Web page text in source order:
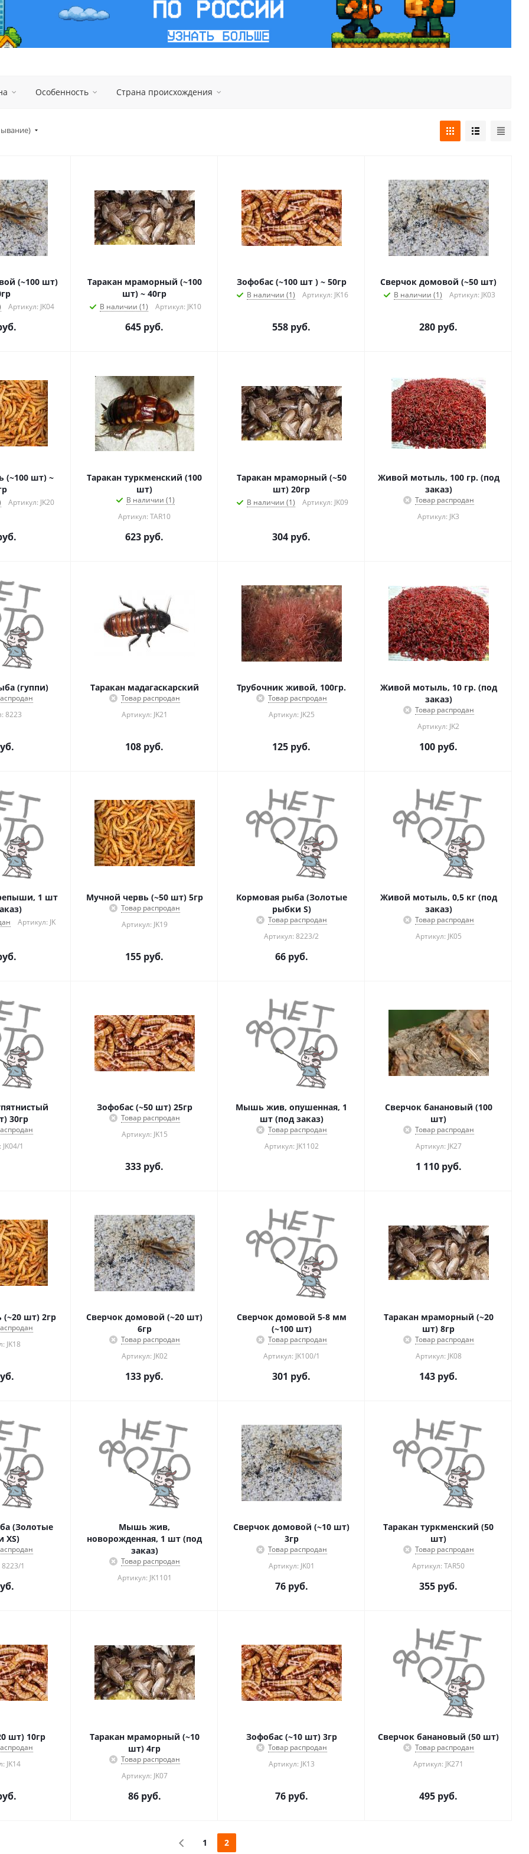
Особенность Страна происхождения
шт)
Артикул: JK04
Таракан мраморный (~100
шт) ~ 40гр
В наличии (1) Артикул: JK10
645 руб.
Зофобас (~100 шт ) ~ 50гр
В наличии (1) Артикул: JK16
558 руб.
Сверчок домовой (~50 шт)
В наличии (1) Артикул: JK03
280 руб.
(~100 шт) ~
Артикул: JK20
Таракан туркменский (100
шт)
В наличии (1)
Артикул: TAR10
623 руб.
Таракан мраморный (~50
шт) 20гр
В наличии (1) Артикул: JK09
304 руб.
Живой мотыль, 100 гр. (под
заказ)
Товар распродан
Артикул: JK3
(гуппи)
8223
Таракан мадагаскарский
Товар распродан
Артикул: JK21
108 руб.
Трубочник живой, 100гр.
Товар распродан
Артикул: JK25
125 руб.
Живой мотыль, 10 гр. (под
заказ)
Товар распродан
Артикул: JK2
100 руб.
1 шт
Артикул: JK
Мучной червь (~50 шт) 5гр
Товар распродан
Артикул: JK19
155 руб.
Кормовая рыба (Золотые
рыбки S)
Товар распродан
Артикул: 8223/2
66руб.
Живой мотыль, 0,5 кг (под
заказ)
Товар распродан
Артикул: JK05
30гр
1
Зофобас (~50 шт) 25гр
Товар распродан
Артикул: JK15
333 руб.
Мышь жив, опушенная, 1
шт (под заказ)
Товар распродан
Артикул: JK1102
Сверчок банановый (100
шт)
Товар распродан
Артикул: JK27
1 110руб.
шт) 2гр
JK18
Сверчок домовой (~20 шт)
6гр
Товар распродан
Артикул: JK02
133 руб.
Сверчок домовой 5-8 мм
(~100 шт)
Товар распродан
Артикул: JK100/1
301 руб.
Таракан мраморный (~20
шт) 8гр
Товар распродан
Артикул: JK08
143 руб.
(Золотые
XS)
1
Мышь жив,
новорожденная, 1 шт (под
заказ)
Товар распродан
Артикул: JK1101
Сверчок домовой (~10 шт)
3гр
Товар распродан
Артикул: JK01
76руб.
Таракан туркменский (50
шт)
Товар распродан
Артикул: TAR50
355 руб.
шт) 10гр
JK14
Таракан мраморный (~10
шт) 4гр
Товар распродан
Артикул: JK07
86руб.
Зофобас (~10 шт) 3гр
Товар распродан
Артикул: JK13
76руб.
Сверчок банановый (50 шт)
Товар распродан
Артикул: JK271
495 руб.
1 2